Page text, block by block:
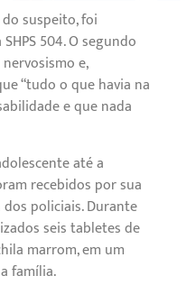
suspeito, foi
504. O segundo
e,
“tudo o que havia na
e que nada
até a
recebidos por sua
policiais. Durante
seis tabletes de
marrom, em um
família.